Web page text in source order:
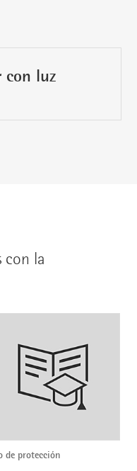
con luz
con la
de protección